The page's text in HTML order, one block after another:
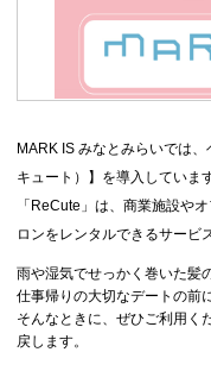
MARK IS みなとみらいでは
キュート）】を導入しています
「ReCute」は、商業施設や
ロンをレンタルできるサービ
雨や湿気でせっかく巻いた髪
仕事帰りの大切なデートの前
そんなときに、ぜひご利用く
戻します。